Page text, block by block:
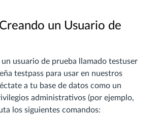
un Usuario de
un usuario de prueba llamado testuser
testpass para usar en nuestros
a tu base de datos como un
administrativos (por ejemplo,
los siguientes comandos: